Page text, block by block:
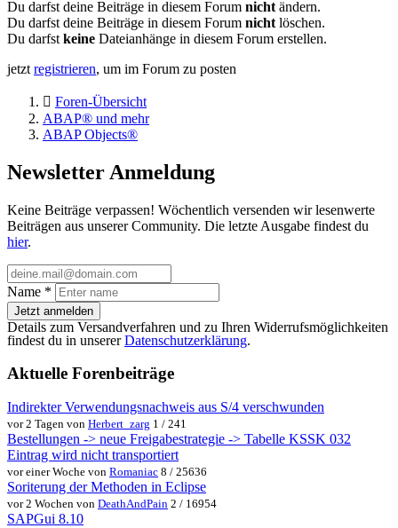
Du darfst deine Beiträge in diesem Forum nicht ändern.
Du darfst deine Beiträge in diesem Forum nicht löschen.
Du darfst keine Dateianhänge in diesem Forum erstellen.
jetzt registrieren, um im Forum zu posten
Foren-Übersicht
ABAP® und mehr
ABAP Objects®
Newsletter Anmeldung
Keine Beiträge verpassen! Wöchentlich versenden wir lesenwerte
Beiträgen aus unserer Community. Die letzte Ausgabe findest du
hier.
Name *
Jetzt anmelden
Details zum Versandverfahren und zu Ihren Widerrufsmöglichkeiten
findest du in unsererDatenschutzerklärung.
Aktuelle Forenbeiträge
Indirekter Verwendungsnachweis aus S/4 verschwunden
vor 2 Tagen von Herbert_zarg 1 / 241
Bestellungen -> neue Freigabestrategie -> Tabelle KSSK 032
Eintrag wird nicht transportiert
vor einer Woche von Romaniac 8 / 25636
Soriterung der Methoden in Eclipse
vor 2 Wochen von DeathAndPain 2 / 16954
SAPGui 8.10